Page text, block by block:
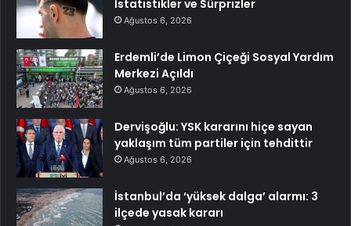
İstatistikler ve Sürprizler
Ağustos 6, 2026
Erdemli’de Limon Çiçeği Sosyal Yardım
Merkezi Açıldı
Ağustos 6, 2026
Dervişoğlu: YSK kararını hiçe sayan
yaklaşım tüm partiler için tehdittir
Ağustos 6, 2026
İstanbul’da ‘yüksek dalga’ alarmı: 3
ilçede yasak kararı